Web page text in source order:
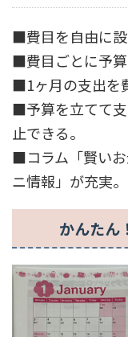
■費目を自由に設
■費目ごとに予算
■1ヶ月の支出を
■予算を立てて
止できる。
■コラム「賢い
ニ情報」が充実。
かんた